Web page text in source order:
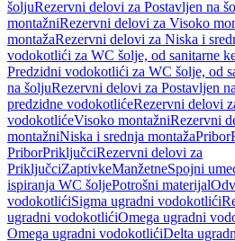
šoljuRezervni delovi za Postavljen na
montažniRezervni delovi za Visoko
montažaRezervni delovi za Niska i
vodokotlići za WC šolje, od sanitarne
Predzidni vodokotlići za WC šolje, od
na šoljuRezervni delovi za Postavljen
predzidne vodokotlićeRezervni delovi
vodokotlićeVisoko montažniRezervni
montažniNiska i srednja montažaPribor
PriborPriključciRezervni delovi za
PriključciZaptivkeManžetneSpojni
ispiranja WC šoljePotrošni materijal
vodokotlićiSigma ugradni vodokotlići
ugradni vodokotlićiOmega ugradni
Omega ugradni vodokotlićiDelta